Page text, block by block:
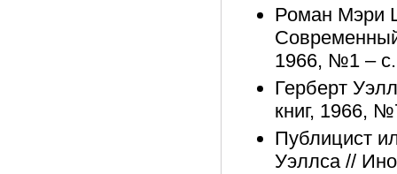
Роман Мэри
1966, №1 –
Герберт
книг, 1966,
Публицист
Уэллса //